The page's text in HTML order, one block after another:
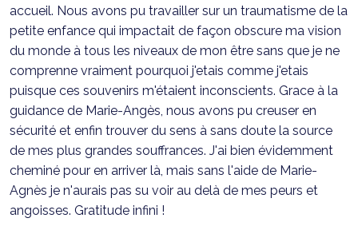
accueil. Nous avons pu travailler sur un traumatisme de la
petite enfance qui impactait de façon obscure ma vision
du monde à tous les niveaux de mon être sans que je ne
comprenne vraiment pourquoi j'etais comme j'etais
puisque ces souvenirs m'étaient inconscients. Grace à la
guidance de Marie-Angès, nous avons pu creuser en
sécurité et enfin trouver du sens à sans doute la source
de mes plus grandes souffrances. J'ai bien évidemment
cheminé pour en arriver là, mais sans l'aide de Marie-
Agnès je n'aurais pas su voir au delà de mes peurs et
angoisses. Gratitude infini !